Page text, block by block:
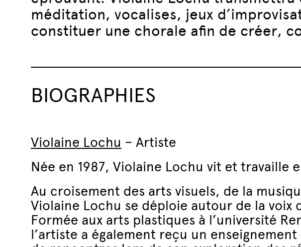
méditation, vocalises, jeux
constituer une chorale afin de créer,
BIOGRAPHIES
Violaine Lochu – Artiste
Née en 1987, Violaine Lochu vit et
Au croisement des arts visuels, de la
Violaine Lochu se déploie autour de la
Formée aux arts plastiques à l’université
l’artiste a également reçu un